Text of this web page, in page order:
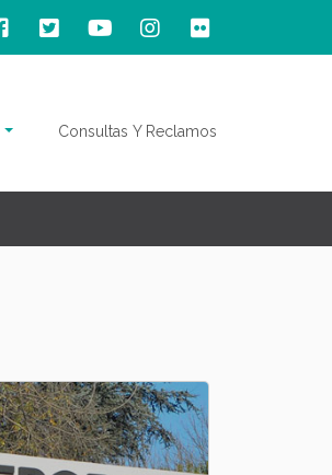
Consultas Y Reclamos